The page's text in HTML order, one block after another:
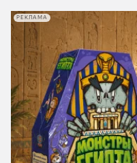
РЕКЛАМА